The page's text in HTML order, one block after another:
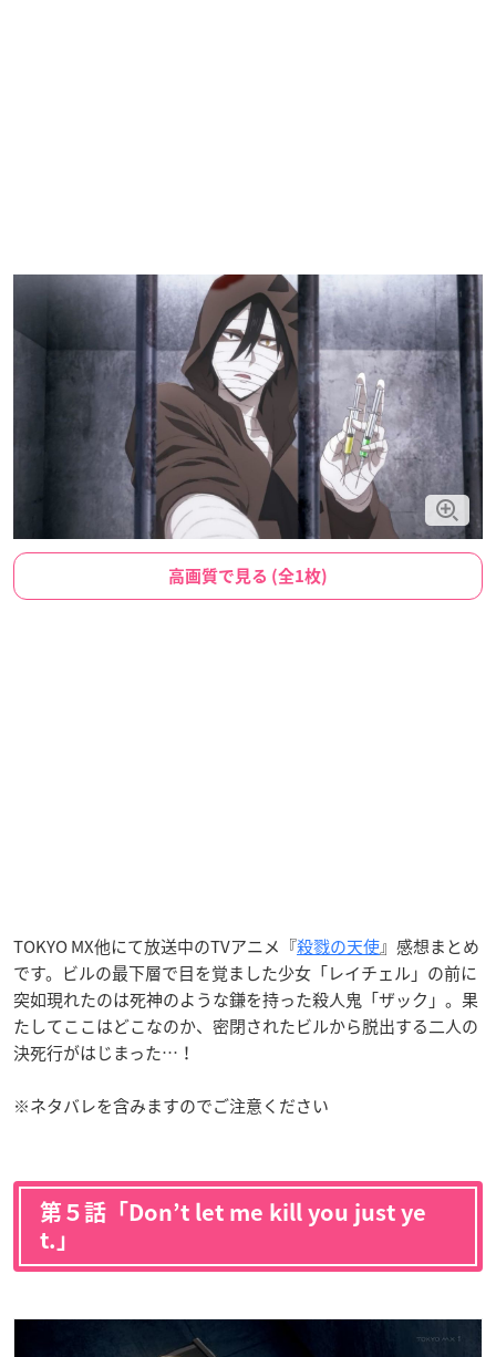
高画質で見る (全1枚)
TOKYO MX他にて放送中のTVアニメ『殺戮の天使』感想まとめ
です。ビルの最下層で目を覚ました少女「レイチェル」の前に
突如現れたのは死神のような鎌を持った殺人鬼「ザック」。果
たしてここはどこなのか、密閉されたビルから脱出する二人の
決死行がはじまった…！
※ネタバレを含みますのでご注意ください
第５話「Don’t let me kill you just ye
t.」